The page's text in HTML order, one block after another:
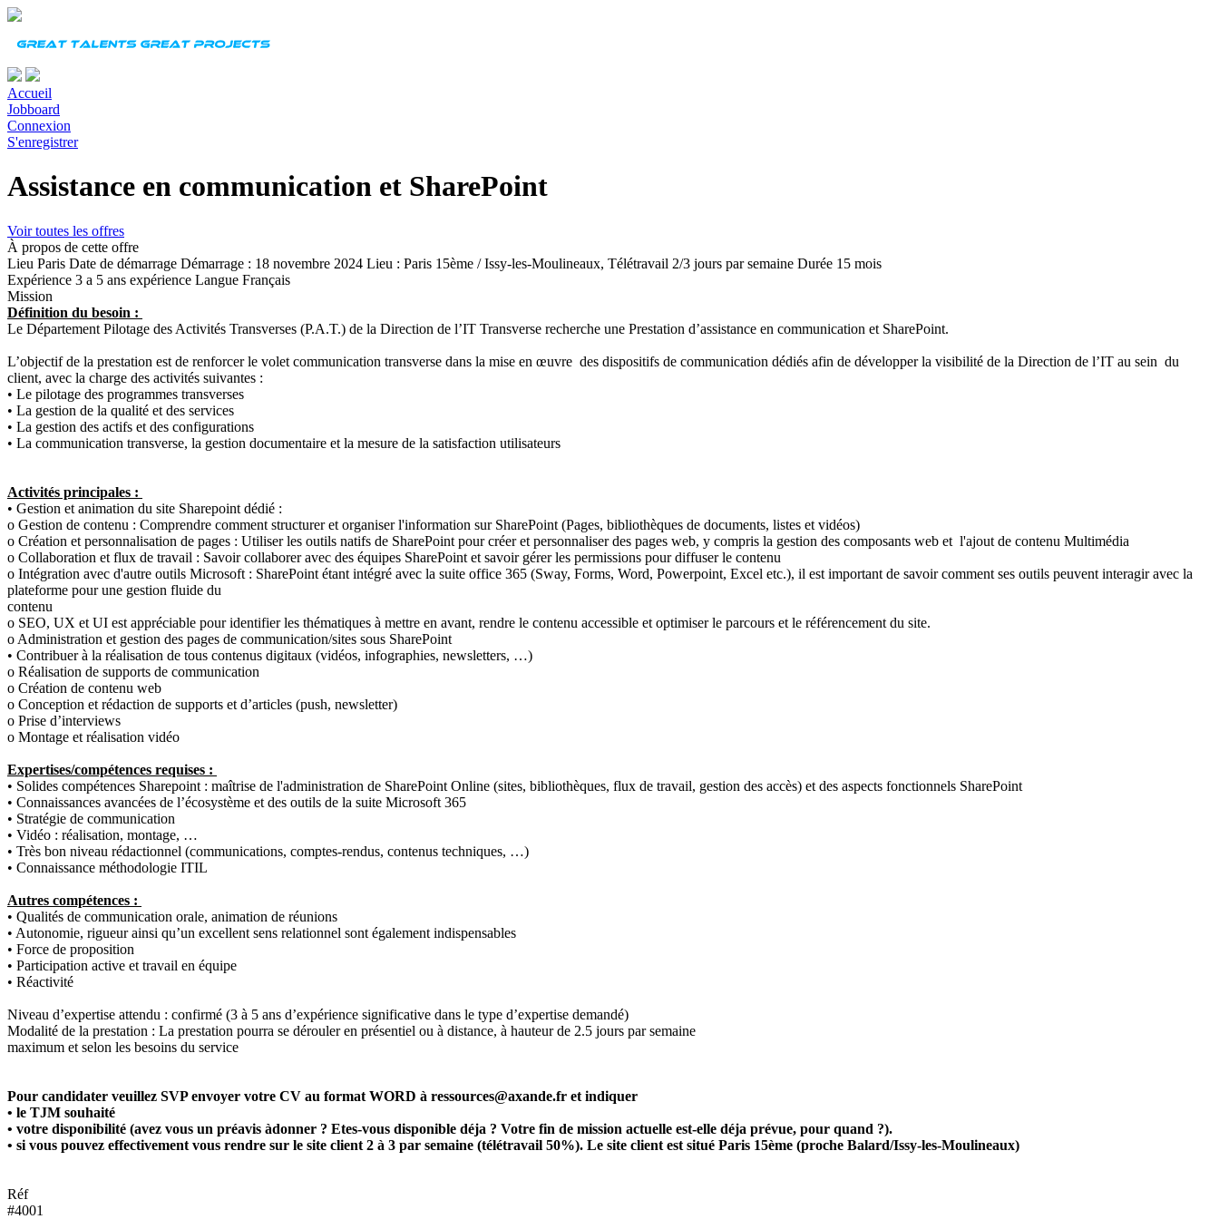
Accueil
Jobboard
Connexion
S'enregistrer
Assistance en communication et SharePoint
Voir toutes les offres
À propos de cette offre
Lieu Paris Date de démarrage Démarrage : 18 novembre 2024 Lieu : Paris 15ème / Issy-les-Moulineaux, Télétravail 2/3 jours par semaine Durée 15 mois
Expérience 3 a 5 ans expérience Langue Français
Mission
Définition du besoin :
Le Département Pilotage des Activités Transverses (P.A.T.) de la Direction de l’IT Transverse recherche une Prestation d’assistance en communication et SharePoint.
L’objectif de la prestation est de renforcer le volet communication transverse dans la mise en œuvre des dispositifs de communication dédiés afin de développer la visibilité de la Direction de l’IT au sein du
client, avec la charge des activités suivantes :
• Le pilotage des programmes transverses
• La gestion de la qualité et des services
• La gestion des actifs et des configurations
• La communication transverse, la gestion documentaire et la mesure de la satisfaction utilisateurs
Activités principales :
• Gestion et animation du site Sharepoint dédié :
o Gestion de contenu : Comprendre comment structurer et organiser l'information sur SharePoint (Pages, bibliothèques de documents, listes et vidéos)
o Création et personnalisation de pages : Utiliser les outils natifs de SharePoint pour créer et personnaliser des pages web, y compris la gestion des composants web et l'ajout de contenu Multimédia
o Collaboration et flux de travail : Savoir collaborer avec des équipes SharePoint et savoir gérer les permissions pour diffuser le contenu
o Intégration avec d'autre outils Microsoft : SharePoint étant intégré avec la suite office 365 (Sway, Forms, Word, Powerpoint, Excel etc.), il est important de savoir comment ses outils peuvent interagir avec la
plateforme pour une gestion fluide du
contenu
o SEO, UX et UI est appréciable pour identifier les thématiques à mettre en avant, rendre le contenu accessible et optimiser le parcours et le référencement du site.
o Administration et gestion des pages de communication/sites sous SharePoint
• Contribuer à la réalisation de tous contenus digitaux (vidéos, infographies, newsletters, …)
o Réalisation de supports de communication
o Création de contenu web
o Conception et rédaction de supports et d’articles (push, newsletter)
o Prise d’interviews
o Montage et réalisation vidéo
Expertises/compétences requises :
• Solides compétences Sharepoint : maîtrise de l'administration de SharePoint Online (sites, bibliothèques, flux de travail, gestion des accès) et des aspects fonctionnels SharePoint
• Connaissances avancées de l’écosystème et des outils de la suite Microsoft 365
• Stratégie de communication
• Vidéo : réalisation, montage, …
• Très bon niveau rédactionnel (communications, comptes-rendus, contenus techniques, …)
• Connaissance méthodologie ITIL
Autres compétences :
• Qualités de communication orale, animation de réunions
• Autonomie, rigueur ainsi qu’un excellent sens relationnel sont également indispensables
• Force de proposition
• Participation active et travail en équipe
• Réactivité
Niveau d’expertise attendu : confirmé (3 à 5 ans d’expérience significative dans le type d’expertise demandé)
Modalité de la prestation : La prestation pourra se dérouler en présentiel ou à distance, à hauteur de 2.5 jours par semaine
maximum et selon les besoins du service
Pour candidater veuillez SVP envoyer votre CV au format WORD à ressources@axande.fr et indiquer
• le TJM souhaité
• votre disponibilité (avez vous un préavis àdonner ? Etes-vous disponible déja ? Votre fin de mission actuelle est-elle déja prévue, pour quand ?).
• si vous pouvez effectivement vous rendre sur le site client 2 à 3 par semaine (télétravail 50%). Le site client est situé Paris 15ème (proche Balard/Issy-les-Moulineaux)
Réf
#4001